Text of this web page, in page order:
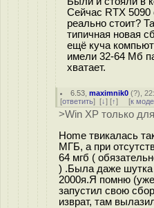
Сейчас RTX 5090
реально стоит?
типичная новая
ещё куча
имели 32-64 Мб
хватает.
6.53 ,maximnik0 (?),
[ответить] [↓] [↑] [к
>Win XP только
Home твикалась
МГБ, а при
64 мгб (
) .Была даже шутка
2000я.Я помню
запустил свою
изврат, там